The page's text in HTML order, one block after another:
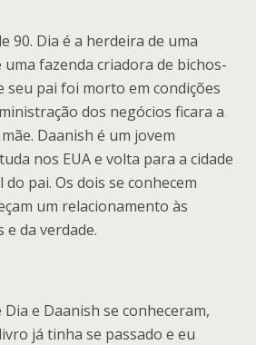
90. Dia é a herdeira de uma
uma fazenda criadora de bichos-
seu pai foi morto em condições
dos negócios ficara a
Daanish é um jovem
nos EUA e volta para a cidade
pai. Os dois se conhecem
um relacionamento às
da verdade.
e Daanish se conheceram,
já tinha se passado e eu